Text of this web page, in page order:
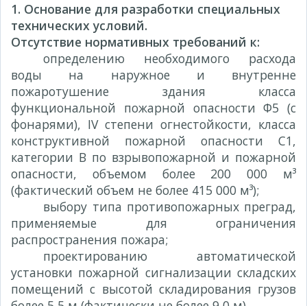
1. Основание для разработки специальных
технических условий.
Отсутствие нормативных требований к:
определению необходимого расхода
воды на наружное и внутренне
пожаротушение здания класса
функциональной пожарной опасности Ф5 (с
фонарями), IV степени огнестойкости, класса
конструктивной пожарной опасности С1,
категории В по взрывопожарной и пожарной
опасности, объемом более 200 000 м³
(фактический объем не более 415 000 м³);
выбору типа противопожарных преград,
применяемые для ограничения
распространения пожара;
проектированию автоматической
установки пожарной сигнализации складских
помещений с высотой складирования грузов